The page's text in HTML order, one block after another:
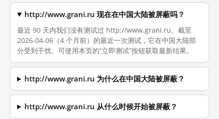
http://www.grani.ru 现在在中国大陆被屏蔽吗？
最近 90 天内我们没有测试过 http://www.grani.ru。截至
2026-04-06（4 个月前）的最近一次测试，它在中国大陆部
分受到干扰。可使用本页的“立即测试”按钮获取最新结果。
http://www.grani.ru 为什么在中国大陆被屏蔽？
http://www.grani.ru 从什么时候开始被屏蔽？